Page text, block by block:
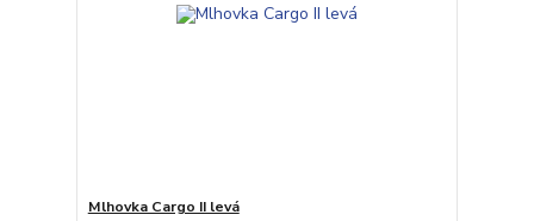
Mlhovka Cargo II levá